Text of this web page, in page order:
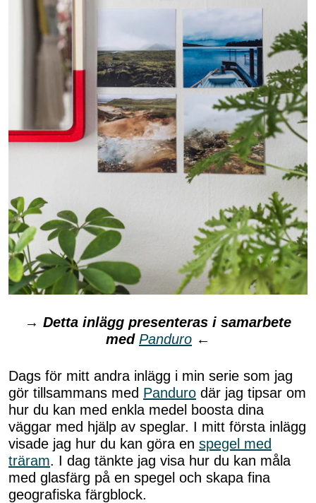
→ Detta inlägg presenteras i samarbete
med Panduro ←
Dags för mitt andra inlägg i min serie som jag
gör tillsammans med Panduro där jag tipsar om
hur du kan med enkla medel boosta dina
väggar med hjälp av speglar. I mitt första inlägg
visade jag hur du kan göra en spegel med
träram. I dag tänkte jag visa hur du kan måla
med glasfärg på en spegel och skapa fina
geografiska färgblock.